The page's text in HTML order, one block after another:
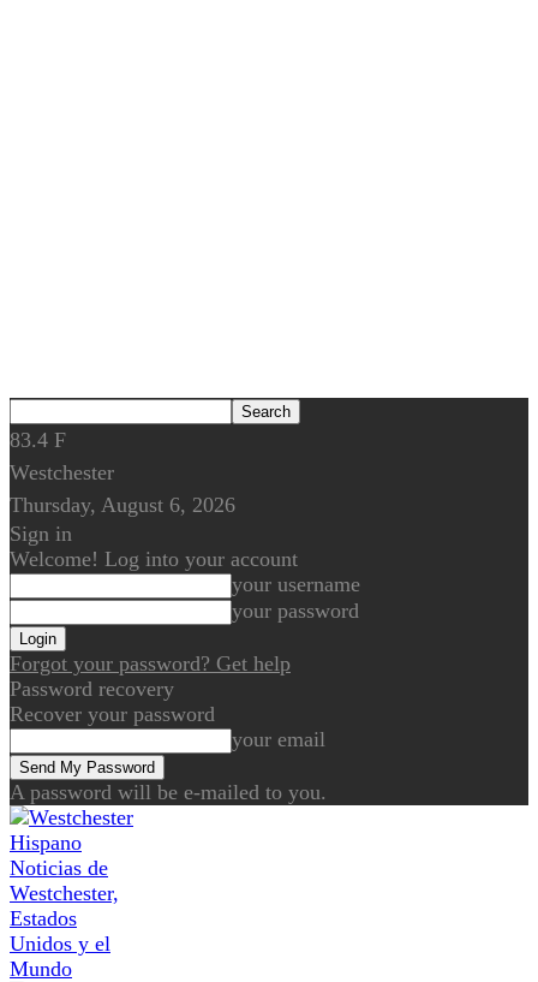
83.4 F
Westchester
Thursday, August 6, 2026
Sign in
Welcome! Log into your account
your username
your password
Forgot your password? Get help
Password recovery
Recover your password
your email
A password will be e-mailed to you.
Noticias de
Westchester,
Estados
Unidos y el
Mundo